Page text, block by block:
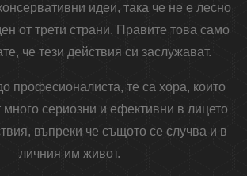
идеи, така че не е лесно
от трети страни. Правите това само
че тези действия си заслужават.
професионалиста, те са хора, които
много сериозни и ефективни в лицето
въпреки че същото се случва и в
личния им живот.